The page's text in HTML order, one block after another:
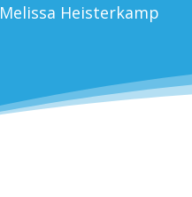
Melissa Heisterkamp